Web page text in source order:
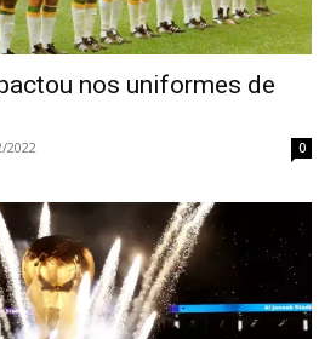
nos uniformes de
2022 0